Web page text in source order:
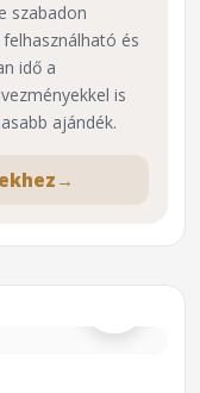
⌕
szabadon
és
idő a
is
ajándék.
→